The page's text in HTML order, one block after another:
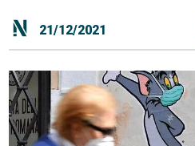
21/12/2021